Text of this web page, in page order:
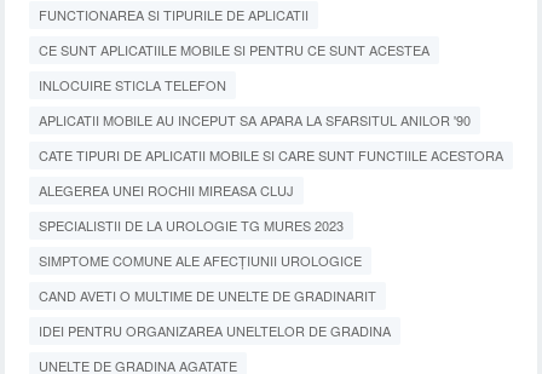
FUNCTIONAREA SI TIPURILE DE APLICATII
CE SUNT APLICATIILE MOBILE SI PENTRU CE SUNT ACESTEA
INLOCUIRE STICLA TELEFON
APLICATII MOBILE AU INCEPUT SA APARA LA SFARSITUL ANILOR '90
CATE TIPURI DE APLICATII MOBILE SI CARE SUNT FUNCTIILE ACESTORA
ALEGEREA UNEI ROCHII MIREASA CLUJ
SPECIALISTII DE LA UROLOGIE TG MURES 2023
SIMPTOME COMUNE ALE AFECȚIUNII UROLOGICE
CAND AVETI O MULTIME DE UNELTE DE GRADINARIT
IDEI PENTRU ORGANIZAREA UNELTELOR DE GRADINA
UNELTE DE GRADINA AGATATE